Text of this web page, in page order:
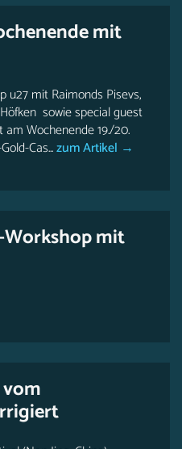
mit
u27 mit Raimonds Pisevs,
sowie special guest
Wochenende 19./20.
Cas...zum Artikel →
mit